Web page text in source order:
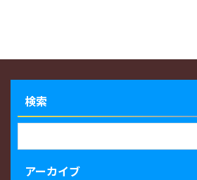
検索
アーカイブ